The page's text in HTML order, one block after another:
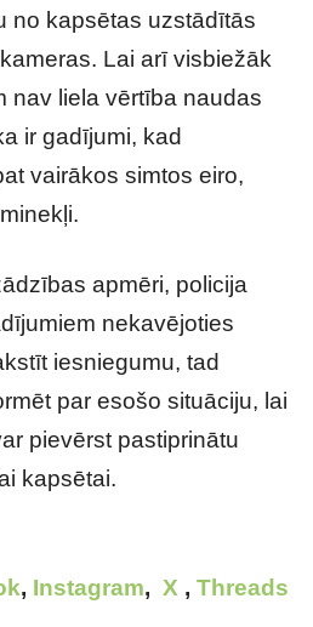
no kapsētas uzstādītās
Lai arī visbiežāk
nav liela vērtība naudas
ir gadījumi, kad
vairākos simtos eiro,
apmēri, policija
nekavējoties
iesniegumu, tad
par esošo situāciju, lai
pievērst pastiprinātu
kapsētai.
, Instagram, X , Threads